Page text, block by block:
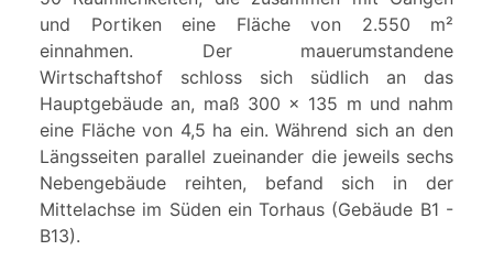
und Portiken eine Fläche von 2.550 m²
einnahmen. Der mauerumstandene
Wirtschaftshof schloss sich südlich an das
Hauptgebäude an, maß 300 x 135 m und nahm
eine Fläche von 4,5 ha ein. Während sich an den
Längsseiten parallel zueinander die jeweils sechs
Nebengebäude reihten, befand sich in der
Mittelachse im Süden ein Torhaus (Gebäude B1 -
B13).